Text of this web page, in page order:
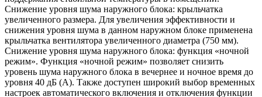
Снижение уровня шума наружного блока: крыльчатка
увеличенного размера. Для увеличения эффективности и
снижения уровня шума в данном наружном блоке применена
крыльчатка вентилятора увеличенного диаметра (750 мм).
Снижение уровня шума наружного блока: функция «ночной
режим». Функция «ночной режим» позволяет снизить
уровень шума наружного блока в вечернее и ночное время до
уровня 40 дБ (А). Также доступен широкий выбор временных
настроек автоматического включения и отключения функции